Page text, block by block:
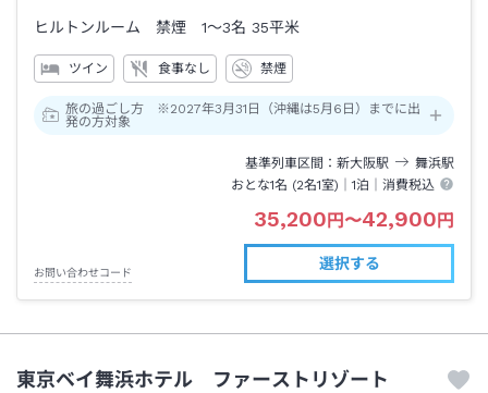
ヒルトンルーム 禁煙 1～3名 35平米
ツイン 食事なし 禁煙
旅の過ごし方 ※2027年3月31日（沖縄は5月6日）までに出
発の方対象
基準列車区間 新大阪駅 舞浜駅
おとな1名 (2名1室)｜1泊 ｜消費税込
35,200円〜42,900円
お問い合わせコード
選択する
東京ベイ舞浜ホテル ファーストリゾート